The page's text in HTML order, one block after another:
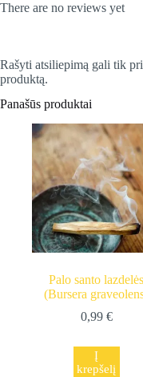
There are no reviews yet
Rašyti atsiliepimą gali tik
produktą.
Panašūs produktai
Palo santo lazdelės
(Bursera
0,99 €
Į
krepšelį